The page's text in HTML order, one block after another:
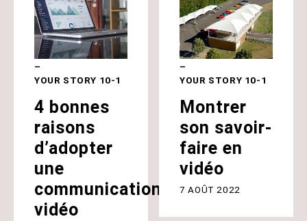
YOUR STORY 10-1
4 bonnes
raisons
d’adopter
une
communication
vidéo
YOUR STORY 10-1
Montrer
son savoir-
faire en
vidéo
7 AOÛT 2022